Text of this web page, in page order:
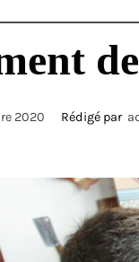
2020 Rédigé par